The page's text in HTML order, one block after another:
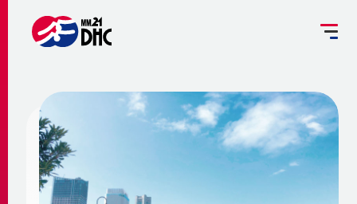
設備管理受託のご案内
お客さま専用ページ
大
INFORMATION
ご挨拶